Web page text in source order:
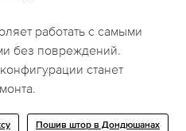
работать с самыми
без повреждений.
станет
Пошив штор в Дондюшанах